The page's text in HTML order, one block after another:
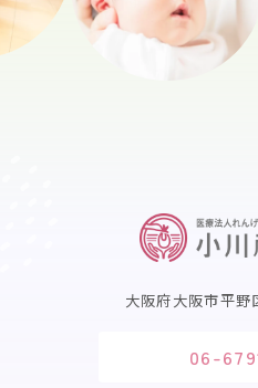
大阪府大阪市平
06-